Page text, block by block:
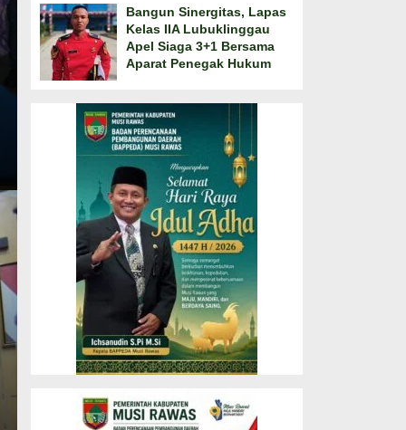
Bangun Sinergitas, Lapas
Kelas IIA Lubuklinggau
Apel Siaga 3+1 Bersama
Aparat Penegak Hukum